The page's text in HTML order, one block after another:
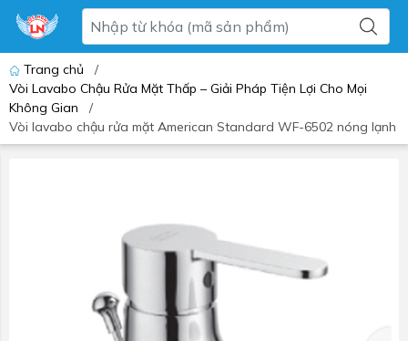
Trang chủ
/
Vòi Lavabo Chậu Rửa Mặt Thấp – Giải Pháp Tiện Lợi Cho Mọi
Không Gian
/
Vòi lavabo chậu rửa mặt American Standard WF-6502 nóng lạnh